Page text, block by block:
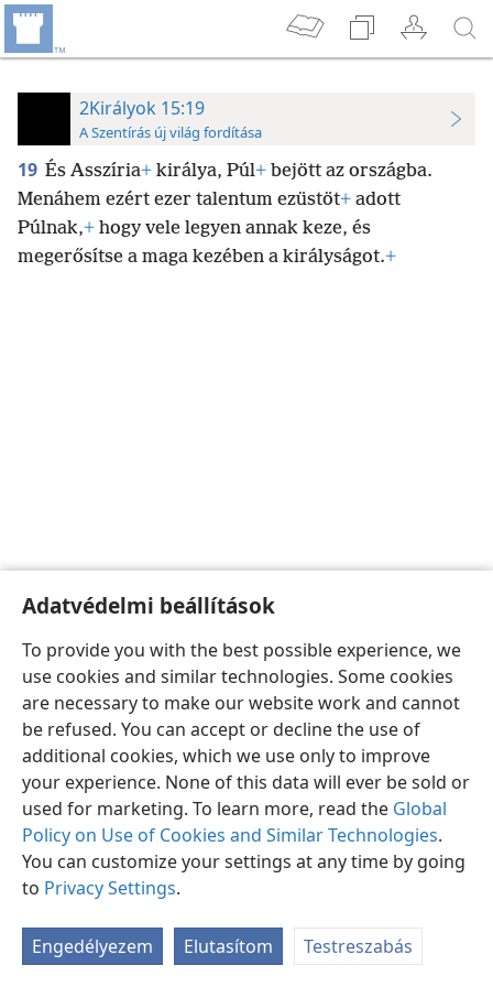
Adatvédelmi beállítások
To provide you with the best possible experience, we
use cookies and similar technologies. Some cookies
are necessary to make our website work and cannot
be refused. You can accept or decline the use of
additional cookies, which we use only to improve
your experience. None of this data will ever be sold or
used for marketing. To learn more, read the Global
Policy on Use of Cookies and Similar Technologies.
You can customize your settings at any time by going
to Privacy Settings.
Engedélyezem Elutasítom Testreszabás
2Királyok 15:19
A Szentírás új világ fordítása
19 És Asszíria+ királya, Púl+ bejött az országba.
Menáhem ezért ezer talentum ezüstöt+ adott
Púlnak,+ hogy vele legyen annak keze, és
megerősítse a maga kezében a királyságot.+
Magyar Beállítások
Copyright© 2026 Watch Tower Bible and Tract Society of Pennsylvania
Bizalmas információra vonatkozó szabályok
Adatvédelmi beállítások
JW.ORG Bejelentkezés